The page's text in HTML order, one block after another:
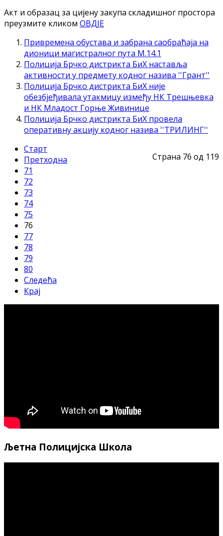
Акт и образац за цијену закупа складишног простора
преузмите кликом ОВДЈЕ
Привремена обустава и забрана саобраћаја на
дионици магистралног пута М.14.1
Полиција Брчко дистрикта БиХ наставља
активности у предмету кодног назива ''Грант''
Полиција Брчко дистрикта БиХ није
обезбјеђивала утакмицу између НК Трешњевка
и НК Младост Горње Живинице
Полиција Брчко дистрикта БиХ провела
оперативну акцију кодног назива ''ТРИЛИНГ''
Страна 76 од 119
Старт
Претходна
71
72
73
74
75
76
77
78
79
80
Следећа
Крај
Љетна Полицијска Школа